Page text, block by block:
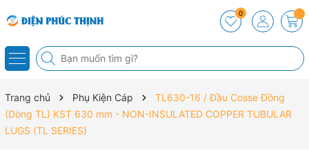
0
Trang chủ Phụ Kiện Cáp
TL630-16 / Đầu Cosse Đồng
(Dòng TL) KST 630 mm - NON-INSULATED COPPER TUBULAR
LUGS (TL SERIES)